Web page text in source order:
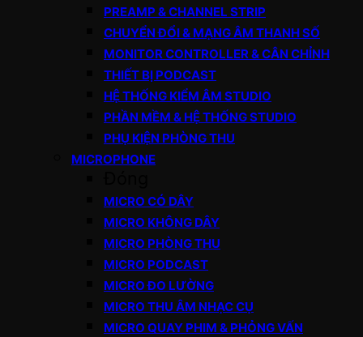
PREAMP & CHANNEL STRIP
CHUYỂN ĐỔI & MẠNG ÂM THANH SỐ
MONITOR CONTROLLER & CÂN CHỈNH
THIẾT BỊ PODCAST
HỆ THỐNG KIỂM ÂM STUDIO
PHẦN MỀM & HỆ THỐNG STUDIO
PHỤ KIỆN PHÒNG THU
MICROPHONE
MICRO CÓ DÂY
MICRO KHÔNG DÂY
MICRO PHÒNG THU
MICRO PODCAST
MICRO ĐO LƯỜNG
MICRO THU ÂM NHẠC CỤ
MICRO QUAY PHIM & PHỎNG VẤN